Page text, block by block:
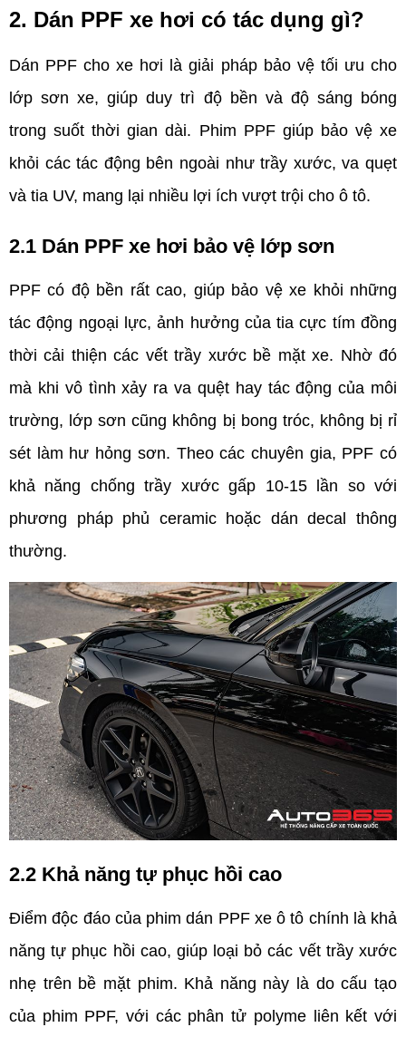
2. Dán PPF xe hơi có tác dụng gì?
Dán PPF cho xe hơi là giải pháp bảo vệ tối ưu cho
lớp sơn xe, giúp duy trì độ bền và độ sáng bóng
trong suốt thời gian dài. Phim PPF giúp bảo vệ xe
khỏi các tác động bên ngoài như trầy xước, va quẹt
và tia UV, mang lại nhiều lợi ích vượt trội cho ô tô.
2.1 Dán PPF xe hơi bảo vệ lớp sơn
PPF có độ bền rất cao, giúp bảo vệ xe khỏi những
tác động ngoại lực, ảnh hưởng của tia cực tím đồng
thời cải thiện các vết trầy xước bề mặt xe. Nhờ đó
mà khi vô tình xảy ra va quệt hay tác động của môi
trường, lớp sơn cũng không bị bong tróc, không bị rỉ
sét làm hư hỏng sơn. Theo các chuyên gia, PPF có
khả năng chống trầy xước gấp 10-15 lần so với
phương pháp phủ ceramic hoặc dán decal thông
thường.
2.2 Khả năng tự phục hồi cao
Điểm độc đáo của phim dán PPF xe ô tô chính là khả
năng tự phục hồi cao, giúp loại bỏ các vết trầy xước
nhẹ trên bề mặt phim. Khả năng này là do cấu tạo
của phim PPF, với các phân tử polyme liên kết với